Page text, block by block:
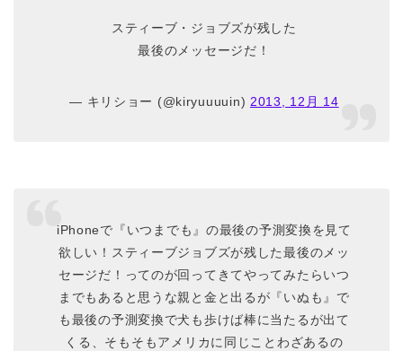
スティーブ・ジョブズが残した
最後のメッセージだ！
— キリショー (@kiryuuuuin) 2013, 12月 14
iPhoneで『いつまでも』の最後の予測変換を見て
欲しい！スティーブジョブズが残した最後のメッ
セージだ！ってのが回ってきてやってみたらいつ
までもあると思うな親と金と出るが『いぬも』で
も最後の予測変換で犬も歩けば棒に当たるが出て
くる、そもそもアメリカに同じことわざあるの